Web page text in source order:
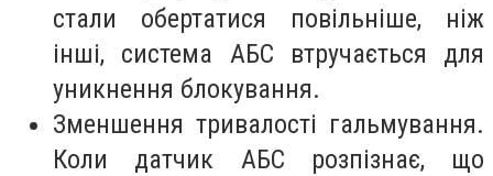
стали обертатися повільніше, ніж
інші, система АБС втручається для
уникнення блокування.
Зменшення тривалості гальмування.
Коли датчик АБС розпізнає, що